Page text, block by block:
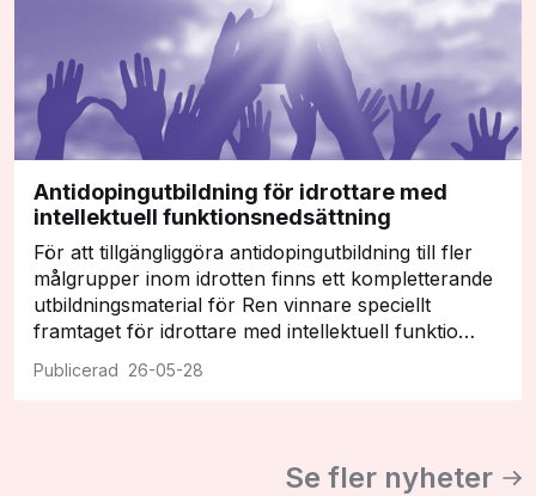
Antidopingutbildning för idrottare med
intellektuell funktionsnedsättning
26-05-28
För att tillgängliggöra antidopingutbildning till fler
målgrupper inom idrotten finns ett kompletterande
utbildningsmaterial för Ren vinnare speciellt
framtaget för idrottare med intellektuell funktio…
Se fler nyheter